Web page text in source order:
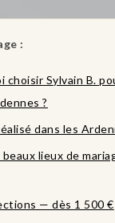
:
choisir Sylvain B.
?
dans les
lieux de
— dès 1 500 €